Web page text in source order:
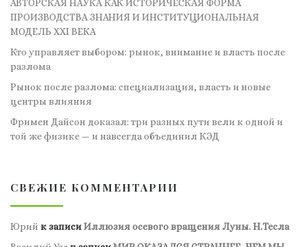
АВТОРСКАЯ НАУКА КАК ИСТОРИЧЕСКАЯ ФОРМА
ПРОИЗВОДСТВА ЗНАНИЯ И ИНСТИТУЦИОНАЛЬНАЯ
МОДЕЛЬ XXI ВЕКА
Кто управляет выбором: рынок, внимание и власть после
разлома
Рынок после разлома: специализация, власть и новые
центры влияния
Фримен Дайсон доказал: три разных пути вели к одной и
той же физике — и навсегда объединил КЭД
СВЕЖИЕ КОММЕНТАРИИ
Юрий к записиИллюзия осевого вращения Луны. Н.Тесла